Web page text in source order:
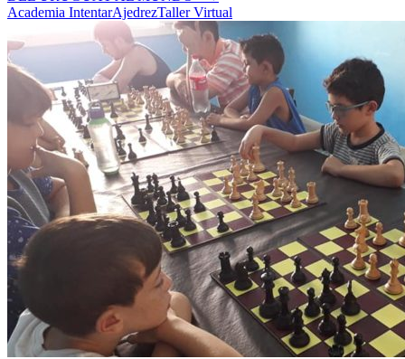
Academia IntentarAjedrezTaller Virtual